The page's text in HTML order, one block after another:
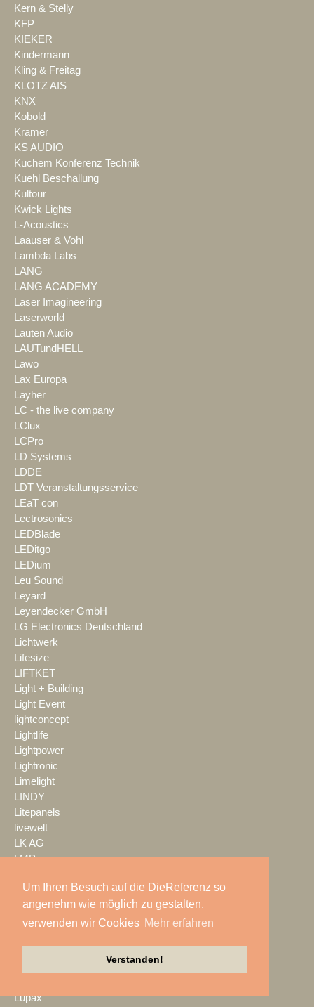
Um Ihren Besuch auf die DieReferenz so
angenehm wie möglich zu gestalten,
verwenden wir Cookies Mehr erfahren
Verstanden!
Kern & Stelly
KFP
KIEKER
Kindermann
Kling & Freitag
KLOTZ AIS
KNX
Kobold
Kramer
KS AUDIO
Kuchem Konferenz Technik
Kuehl Beschallung
Kultour
Kwick Lights
L-Acoustics
Laauser & Vohl
Lambda Labs
LANG
LANG ACADEMY
Laser Imagineering
Laserworld
Lauten Audio
LAUTundHELL
Lawo
Lax Europa
Layher
LC - the live company
LClux
LCPro
LD Systems
LDDE
LDT Veranstaltungsservice
LEaT con
Lectrosonics
LEDBlade
LEDitgo
LEDium
Leu Sound
Leyard
Leyendecker GmbH
LG Electronics Deutschland
Lichtwerk
Lifesize
LIFTKET
Light + Building
Light Event
lightconcept
Lightlife
Lightpower
Lightronic
Limelight
LINDY
Litepanels
livewelt
LK AG
LMP
LOGIC media solutions
Look Solutions
loop light
Lupax